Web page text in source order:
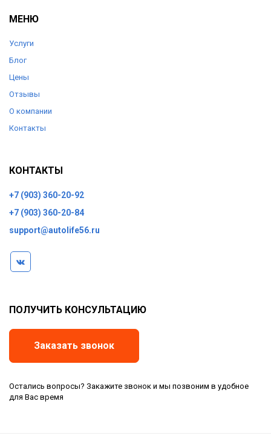
МЕНЮ
Услуги
Блог
Цены
Отзывы
О компании
Контакты
КОНТАКТЫ
+7 (903) 360-20-92
+7 (903) 360-20-84
support@autolife56.ru
ПОЛУЧИТЬ КОНСУЛЬТАЦИЮ
Заказать звонок
Остались вопросы? Закажите звонок и мы позвоним в удобное
для Вас время